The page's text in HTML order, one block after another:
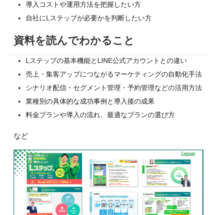
導入コストや運用方法を把握したい方
自社にLステップが必要かを判断したい方
資料を読んでわかること
Lステップの基本機能とLINE公式アカウントとの違い
売上・集客アップにつながるマーケティングの自動化手法
シナリオ配信・セグメント管理・予約管理などの活用方法
業種別の具体的な成功事例と導入後の成果
料金プランや導入の流れ、最適なプランの選び方
など